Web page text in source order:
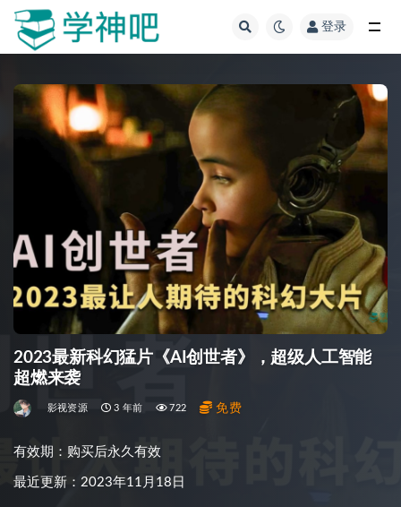
登录
2023最新科幻猛片《AI创世者》，超级人工智能
超燃来袭
影视资源 3 年前 722 免费
有效期：购买后永久有效
最近更新：2023年11月18日